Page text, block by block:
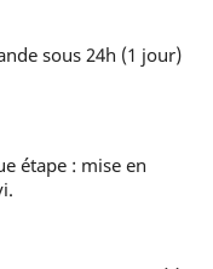
sous 24h (1 jour)
étape : mise en